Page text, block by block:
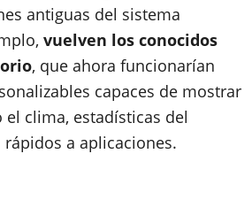
antiguas del sistema
vuelven los conocidos
, que ahora funcionarían
capaces de mostrar
clima, estadísticas del
rápidos a aplicaciones.